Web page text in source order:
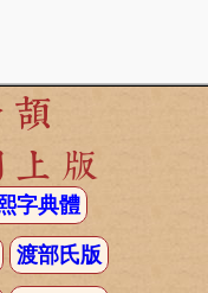
版
字典體
渡部氏版